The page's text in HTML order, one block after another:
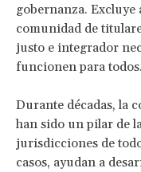
gobernanza. Excluye
comunidad de
justo e integrador
funcionen para todos.
Durante décadas, la
han sido un pilar de
jurisdicciones de
casos, ayudan a